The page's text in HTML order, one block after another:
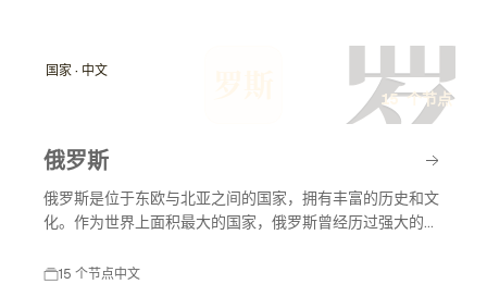
罗
国家 · 中文
15 个节点
俄罗斯
俄罗斯是位于东欧与北亚之间的国家，拥有丰富的历史和文
化。作为世界上面积最大的国家，俄罗斯曾经历过强大的帝
远，涵盖政治、经济、文化等多方面的发展。
15 个节点中文